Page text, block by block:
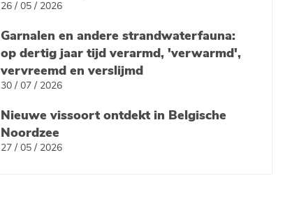
26 / 05 / 2026
Garnalen en andere strandwaterfauna:
op dertig jaar tijd verarmd, 'verwarmd',
vervreemd en verslijmd
30 / 07 / 2026
Nieuwe vissoort ontdekt in Belgische
Noordzee
27 / 05 / 2026